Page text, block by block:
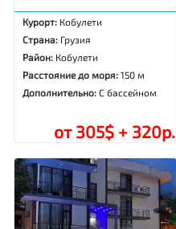
Курорт: Кобулети
Страна: Грузия
Район: Кобулети
Расстояние до моря:150 м
Дополнительно:С бассейном
от 305$ + 320р.